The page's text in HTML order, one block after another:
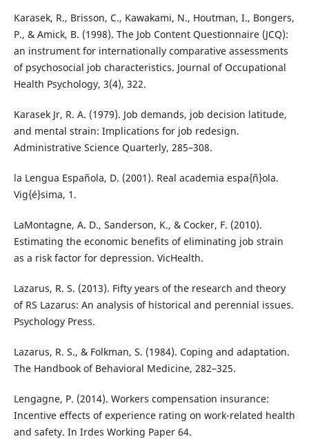
Karasek, R., Brisson, C., Kawakami, N., Houtman, I., Bongers,
P., & Amick, B. (1998). The Job Content Questionnaire (JCQ):
an instrument for internationally comparative assessments
of psychosocial job characteristics. Journal of Occupational
Health Psychology, 3(4), 322.
Karasek Jr, R. A. (1979). Job demands, job decision latitude,
and mental strain: Implications for job redesign.
Administrative Science Quarterly, 285–308.
la Lengua Española, D. (2001). Real academia espa{ñ}ola.
Vig{é}sima, 1.
LaMontagne, A. D., Sanderson, K., & Cocker, F. (2010).
Estimating the economic benefits of eliminating job strain
as a risk factor for depression. VicHealth.
Lazarus, R. S. (2013). Fifty years of the research and theory
of RS Lazarus: An analysis of historical and perennial issues.
Psychology Press.
Lazarus, R. S., & Folkman, S. (1984). Coping and adaptation.
The Handbook of Behavioral Medicine, 282–325.
Lengagne, P. (2014). Workers compensation insurance:
Incentive effects of experience rating on work-related health
and safety. In Irdes Working Paper 64.